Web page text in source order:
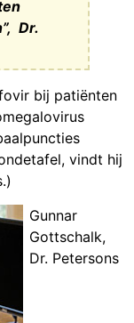
Dr.
bij patiënten
vindt hij
Gunnar
Gottschalk,
Dr. Petersons